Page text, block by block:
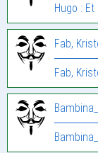
Hugo : Et
Fab,
Fab,